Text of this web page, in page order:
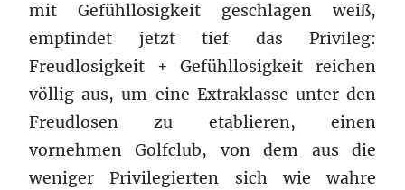
mit Gefühllosigkeit geschlagen weiß,
empfindet jetzt tief das Privileg:
Freudlosigkeit + Gefühllosigkeit reichen
völlig aus, um eine Extraklasse unter den
Freudlosen zu etablieren, einen
vornehmen Golfclub, von dem aus die
weniger Privilegierten sich wie wahre